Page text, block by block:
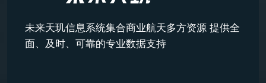
未来天玑信息系统集合商业航天多方资源 提供全
面、及时、可靠的专业数据支持